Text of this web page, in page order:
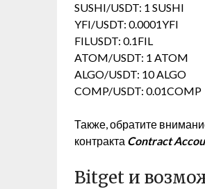
SUSHI/USDT: 1 SUSHI
YFI/USDT: 0.0001YFI
FILUSDT: 0.1FIL
ATOM/USDT: 1 ATOM
ALGO/USDT: 10 ALGO
COMP/USDT: 0.01COMP
Также, обратите
контракта Contract
Bitget и